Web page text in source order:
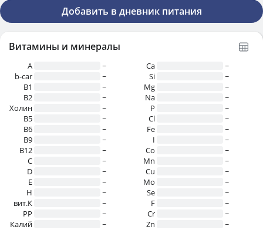
Добавить в дневник питания
Витамины и минералы
A
~
b-car
~
В1
~
B2
~
Холин
~
B5
~
B6
~
B9
~
B12
~
C
~
D
~
E
~
H
~
вит.К
~
PP
~
Калий
~
Ca
~
Si
~
Mg
~
Na
~
P
~
Cl
~
Fe
~
I
~
Co
~
Mn
~
Cu
~
Mo
~
Se
~
F
~
Cr
~
Zn
~